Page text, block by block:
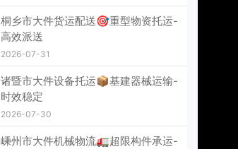
桐乡市大件货运配送🎯重型物资托运-
高效派送
2026-07-31
诸暨市大件设备托运📦基建器械运输-
时效稳定
2026-07-30
嵊州市大件机械物流🚛超限构件承运-